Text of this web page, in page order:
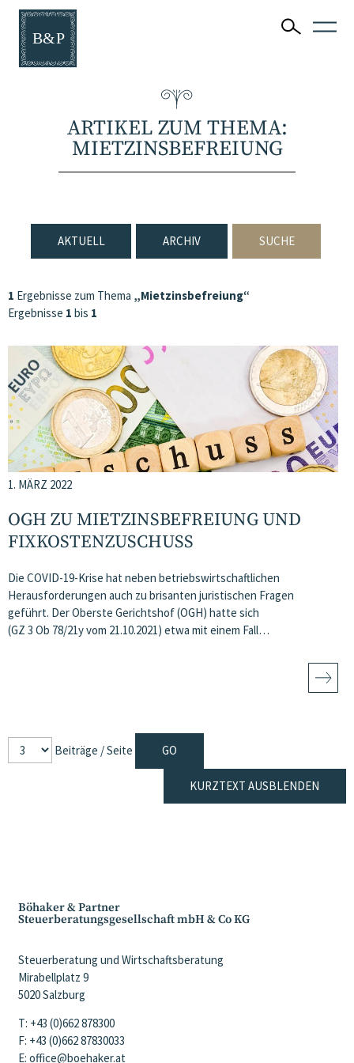
ARTIKEL ZUM THEMA:
MIETZINSBEFREIUNG
AKTUELL ARCHIV SUCHE
1 Ergebnisse zum Thema „Mietzinsbefreiung“
Ergebnisse 1 bis 1
1. MÄRZ 2022
OGH ZU MIETZINSBEFREIUNG UND
FIXKOSTENZUSCHUSS
Die COVID-19-Krise hat neben betriebswirtschaftlichen
Herausforderungen auch zu brisanten juristischen Fragen
geführt. Der Oberste Gerichtshof (OGH) hatte sich
(GZ 3 Ob 78/21y vom 21.10.2021) etwa mit einem Fall…
Beiträge / Seite
KURZTEXT AUSBLENDEN
Böhaker & Partner
Steuerberatungsgesellschaft mbH & Co KG
Steuerberatung und Wirtschaftsberatung
Mirabellplatz 9
5020 Salzburg
T: +43 (0)662 878300
F: +43 (0)662 87830033
E: office@boehaker.at